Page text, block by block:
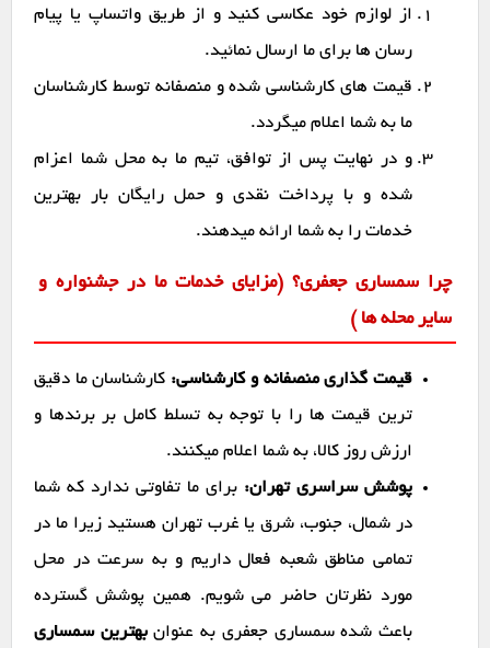
از لوازم خود عکاسی کنید و از طریق واتساپ یا پیام
رسان ها برای ما ارسال نمائید.
قیمت های کارشناسی شده و منصفانه توسط کارشناسان
ما به شما اعلام میگردد.
و در نهایت پس از توافق، تیم ما به محل شما اعزام
شده و با پرداخت نقدی و حمل رایگان بار بهترین
خدمات را به شما ارائه میدهند.
چرا سمساری جعفری؟ (مزایای خدمات ما در جشنواره و
سایر محله ها )
قیمت گذاری منصفانه و کارشناسی: کارشناسان ما دقیق
ترین قیمت ها را با توجه به تسلط کامل بر برندها و
ارزش روز کالا، به شما اعلام میکنند.
پوشش سراسری تهران: برای ما تفاوتی ندارد که شما
در شمال، جنوب، شرق یا غرب تهران هستید زیرا ما در
تمامی مناطق شعبه فعال داریم و به سرعت در محل
مورد نظرتان حاضر می شویم. همین پوشش گسترده
باعث شده سمساری جعفری به عنوانبهترین سمساری